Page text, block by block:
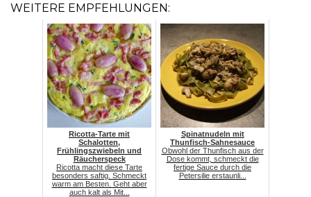
WEITERE EMPFEHLUNGEN:
Ricotta-Tarte mit
Schalotten,
Frühlingszwiebeln und
Räucherspeck
Ricotta macht diese Tarte
besonders saftig. Schmeckt
warm am Besten. Geht aber
auch kalt als Mit...
Spinatnudeln mit
Thunfisch-Sahnesauce
Obwohl der Thunfisch aus der
Dose kommt, schmeckt die
fertige Sauce durch die
Petersilie erstaunli...